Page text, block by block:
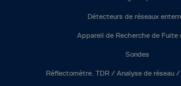
Détecteurs de réseaux
Appareil de Recherche de Fuite
Sondes
Réflectomètre. TDR / Analyse de réseau